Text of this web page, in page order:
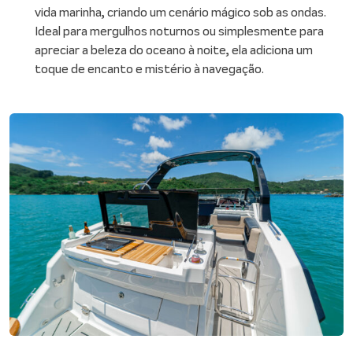
vida marinha, criando um cenário mágico sob as ondas.
Ideal para mergulhos noturnos ou simplesmente para
apreciar a beleza do oceano à noite, ela adiciona um
toque de encanto e mistério à navegação.